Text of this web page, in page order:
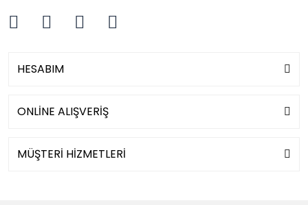
HESABIM
ONLİNE ALIŞVERİŞ
MÜŞTERİ HİZMETLERİ